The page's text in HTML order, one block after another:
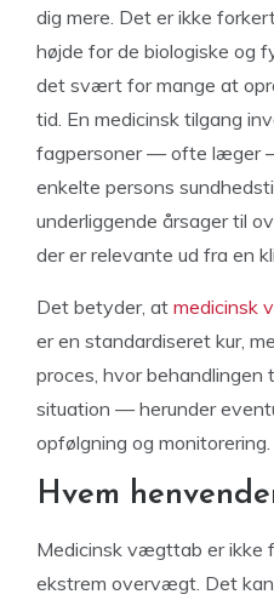
dig mere. Det er ikke
højde for de biologiske og
det svært for mange at
tid. En medicinsk tilgang
fagpersoner — ofte læger
enkelte persons
underliggende årsager til
der er relevante ud fra en
Det betyder, at medicinsk
er en standardiseret kur,
proces, hvor behandlingen
situation — herunder
opfølgning og monitorering.
Hvem
Medicinsk vægttab er ikke
ekstrem overvægt. Det